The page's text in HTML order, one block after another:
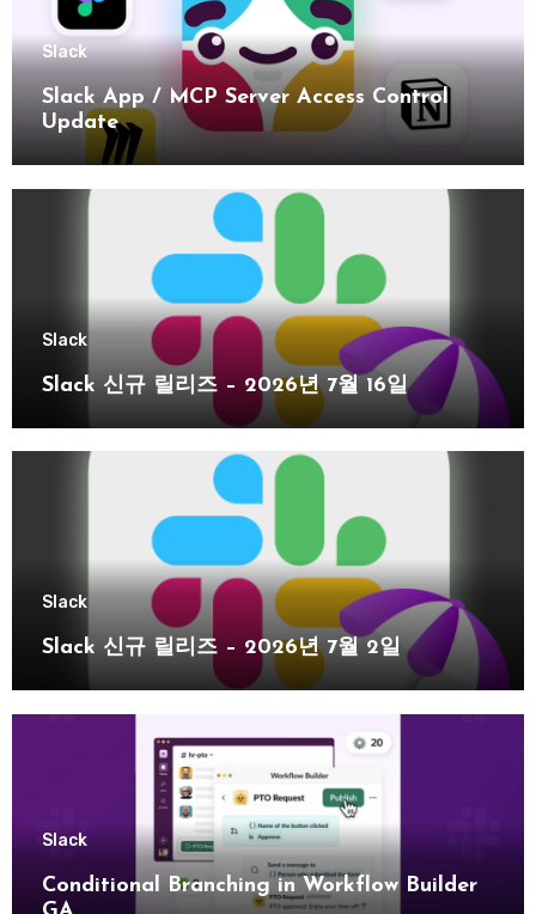
Slack
Slack App / MCP Server Access Control
Update
Slack
Slack 신규 릴리즈 – 2026년 7월 16일
Slack
Slack 신규 릴리즈 – 2026년 7월 2일
Slack
Conditional Branching in Workflow Builder